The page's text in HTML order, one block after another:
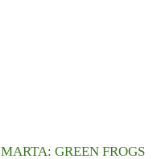
MARTA: GREEN FROGS